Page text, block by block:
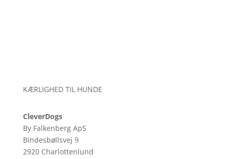
KÆRLIGHED TIL HUNDE
CleverDogs
By Falkenberg ApS
Bindesbøllsvej 9
2920 Charlottenlund